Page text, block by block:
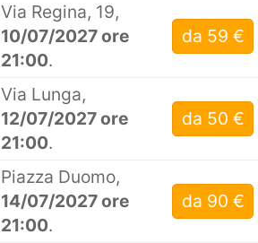
Via Regina, 19,
10/07/2027 ore
21:00.
da 59 €
Via Lunga,
12/07/2027 ore
21:00.
da 50 €
Piazza Duomo,
14/07/2027 ore
21:00.
da 90 €